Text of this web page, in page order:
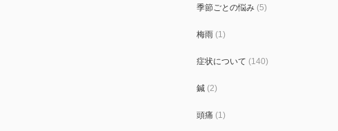
季節ごとの悩み(5)
梅雨(1)
症状について (140)
鍼(2)
頭痛 (1)